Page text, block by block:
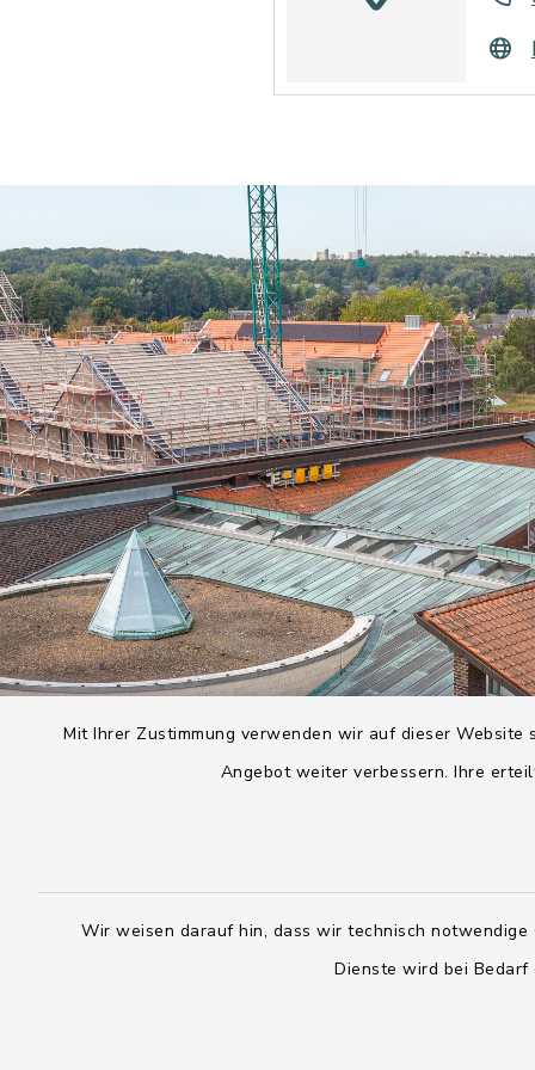
Mit Ihrer Zustimmung verwenden wir auf dieser
Angebot weiter verbessern. Ihre
Wir weisen darauf hin, dass wir technisch
Dienste wird bei